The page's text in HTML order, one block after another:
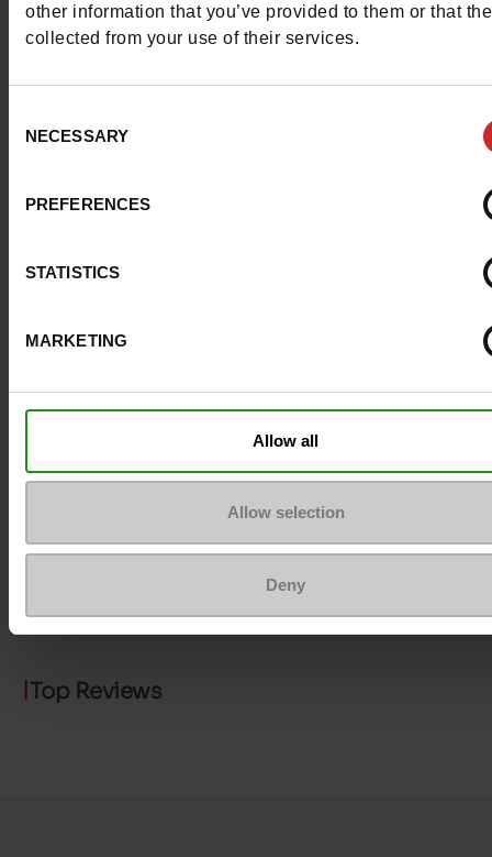
other information that you’ve provided to them or that
collected from your use of their services.
Selection
NECESSARY
PREFERENCES
STATISTICS
MARKETING
Allow all
Allow selection
Deny
Voering LEER
Materiaal
Zool
Breedte van de Raad
Waterbestendig Neen
ProductAttribute.DisplayName.532Zonder
Top Reviews